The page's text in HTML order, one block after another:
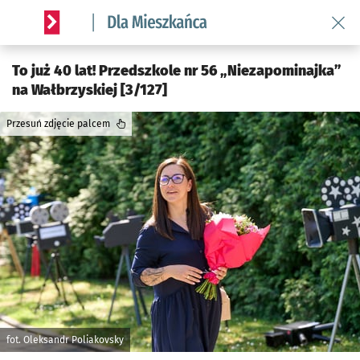
Serwis informacyjny wroclaw.pl podserwis: Dla mieszkańca
To już 40 lat! Przedszkole nr 56 „Niezapominajka”
na Wałbrzyskiej [3/127]
fot. Oleksandr Poliakovsky
Przesuń zdjęcie palcem